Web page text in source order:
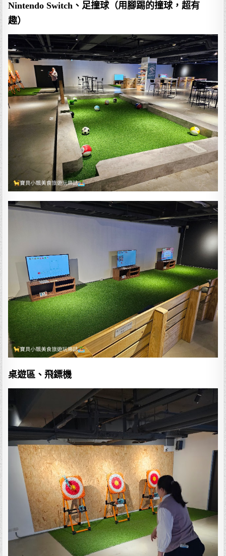
Nintendo Switch、足撞球（用腳踢的撞球，超有
趣）
桌遊區、飛鏢機